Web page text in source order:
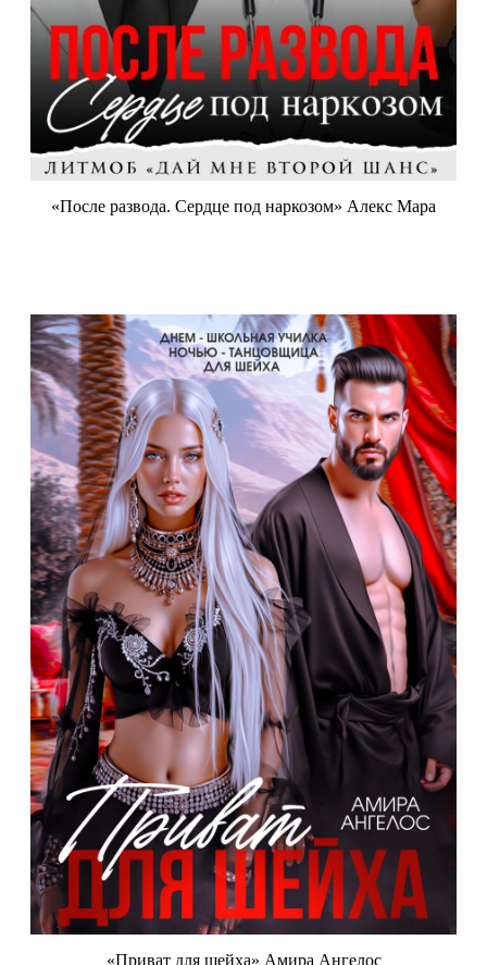
«После развода. Сердце под наркозом» Алекс Мара
«Приват для шейха» Амира Ангелос